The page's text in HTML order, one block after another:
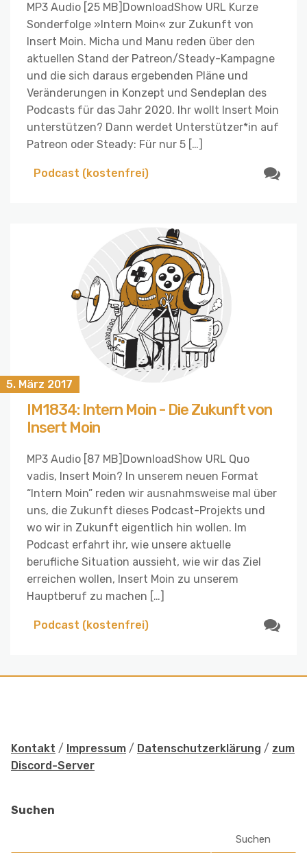
MP3 Audio [25 MB]DownloadShow URL Kurze
Sonderfolge »Intern Moin« zur Zukunft von
Insert Moin. Micha und Manu reden über den
aktuellen Stand der Patreon/Steady-Kampagne
und die sich daraus ergebenden Pläne und
Veränderungen in Konzept und Sendeplan des
Podcasts für das Jahr 2020. Ihr wollt Insert Moin
unterstützen? Dann werdet Unterstützer*in auf
Patreon oder Steady: Für nur 5 […]
Podcast (kostenfrei)
5. März 2017
IM1834: Intern Moin - Die Zukunft von
Insert Moin
MP3 Audio [87 MB]DownloadShow URL Quo
vadis, Insert Moin? In unserem neuen Format
“Intern Moin” reden wir ausnahmsweise mal über
uns, die Zukunft dieses Podcast-Projekts und
wo wir in Zukunft eigentlich hin wollen. Im
Podcast erfahrt ihr, wie unsere aktuelle
berufliche Situation aussieht, wie wir das Ziel
erreichen wollen, Insert Moin zu unserem
Hauptberuf zu machen […]
Podcast (kostenfrei)
Kontakt / Impressum / Datenschutzerklärung / zum
Discord-Server
Suchen
Suchen